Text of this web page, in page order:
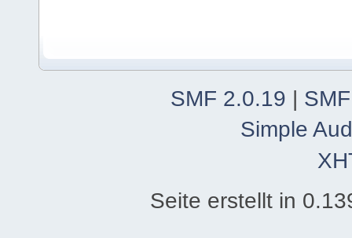
SMF 2.0.19
Simple
Seite erstellt in